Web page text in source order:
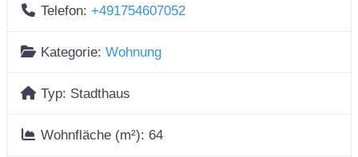
Telefon:+491754607052
Kategorie:Wohnung
Typ: Stadthaus
Wohnfläche (m²):64